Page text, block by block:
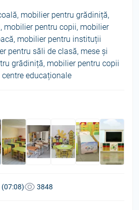
, mobilier pentru grădiniță,
, mobilier pentru copii, mobilier
, mobilier pentru instituții
pentru săli de clasă, mese și
grădiniță, mobilier pentru copii
educaționale
3848